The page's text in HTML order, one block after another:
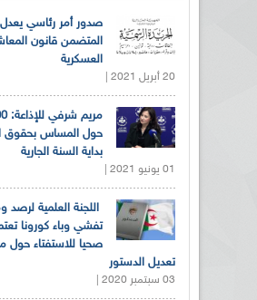
صدور أمر رئاسي يعدل
المتضمن قانون
العسكرية
20 أبريل 2021 |
حول المساس بحقوق
بداية السنة الجارية
01 يونيو 2021 |
اللجنة العلمية لرصد
تفشي وباء كورونا
صحيا للاستفتاء حول
تعديل الدستور
03 سبتمبر 2020 |